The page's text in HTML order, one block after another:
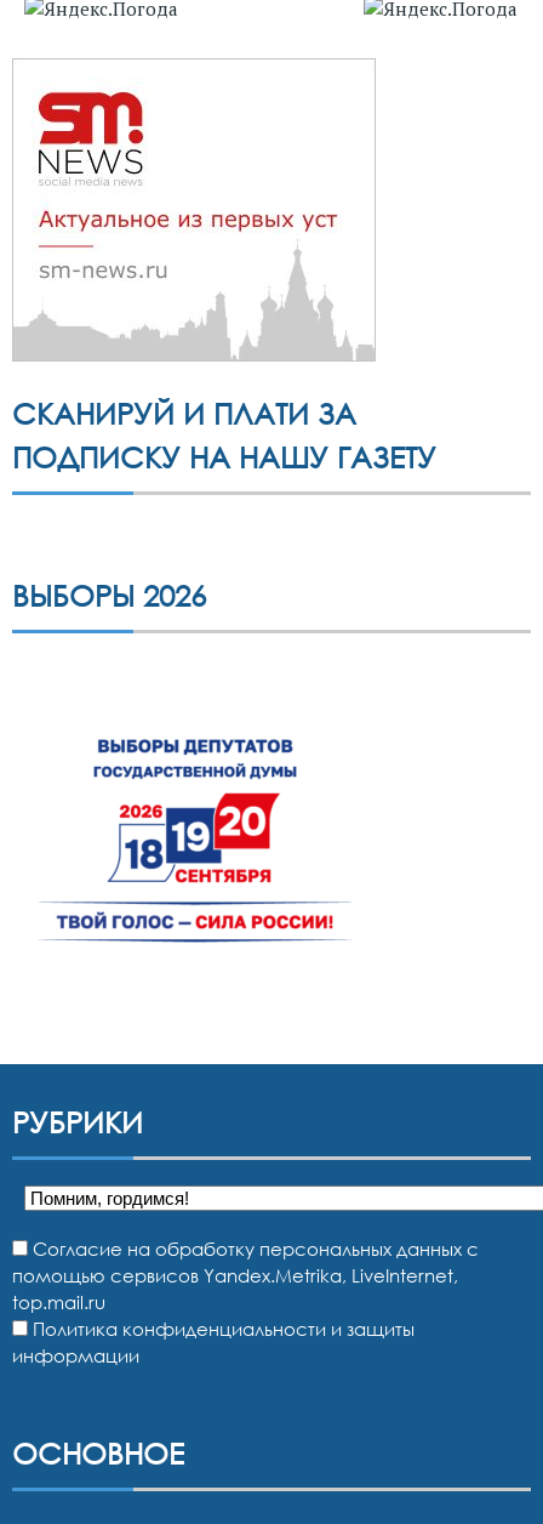
СКАНИРУЙ И ПЛАТИ ЗА
ПОДПИСКУ НА НАШУ ГАЗЕТУ
ВЫБОРЫ 2026
РУБРИКИ
Рубрики
Согласие на обработку персональных данных с
помощью сервисов Yandex.Metrika, LiveInternet,
top.mail.ru
Политика конфиденциальности и защиты
информации
ОСНОВНОЕ